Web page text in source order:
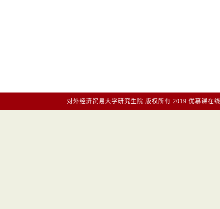
对外经济贸易大学研究生院 版权所有2019 优慕课在